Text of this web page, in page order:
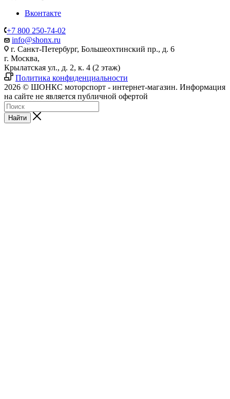
Вконтакте
+7 800 250-74-02
info@shonx.ru
г. Санкт-Петербург, Большеохтинский пр., д. 6
г. Москва,
Крылатская ул., д. 2, к. 4 (2 этаж)
Политика конфиденциальности
2026 © ШОНКС моторспорт - интернет-магазин. Информация
на сайте не является публичной офертой
Найти